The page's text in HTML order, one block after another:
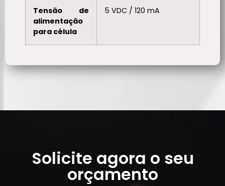
Tensão de
alimentação
para célula
5 VDC / 120 mA
Solicite agora o seu
orçamento